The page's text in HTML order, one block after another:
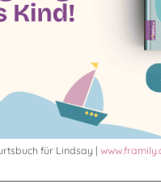
für Lindsay |